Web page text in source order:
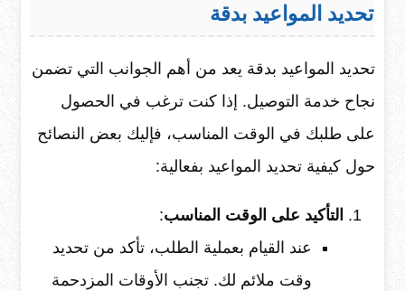
تحديد المواعيد بدقة
تحديد المواعيد بدقة يعد من أهم الجوانب التي تضمن
نجاح خدمة التوصيل. إذا كنت ترغب في الحصول
على طلبك في الوقت المناسب، فإليك بعض النصائح
حول كيفية تحديد المواعيد بفعالية:
التأكيد على الوقت المناسب:
عند القيام بعملية الطلب، تأكد من تحديد
وقت ملائم لك. تجنب الأوقات المزدحمة